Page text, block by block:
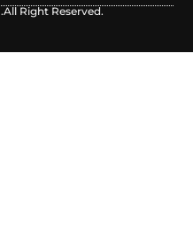
.All Right Reserved.